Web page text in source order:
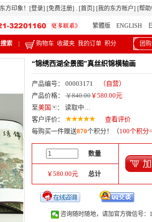
方印象！[登录] [免费注册] . [首页] [我的东方帐户] [帮
繁體版 ENGLISH
索 购物车 收藏夹 我的订单 积分 团
“锦绣西湖全景图”真丝织锦横轴画
产品编号： 00003171
（自营）
产品价格： ￥840.00￥580.00元
至美国 ： 读取中…
客户评价：
查看评价
每购买一件赠送870个积分！（100个积分
数量
￥580.00元 总计
咨询随时随地，请加官方微信号：